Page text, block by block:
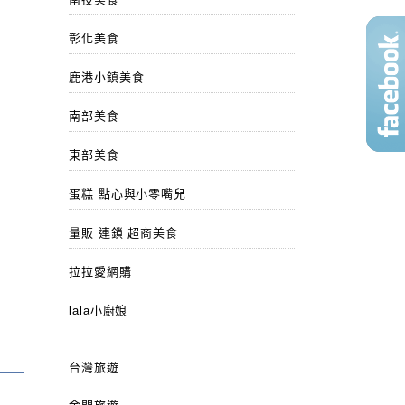
彰化美食
鹿港小鎮美食
南部美食
東部美食
蛋糕 點心與小零嘴兒
量販 連鎖 超商美食
拉拉愛網購
lala小廚娘
台灣旅遊